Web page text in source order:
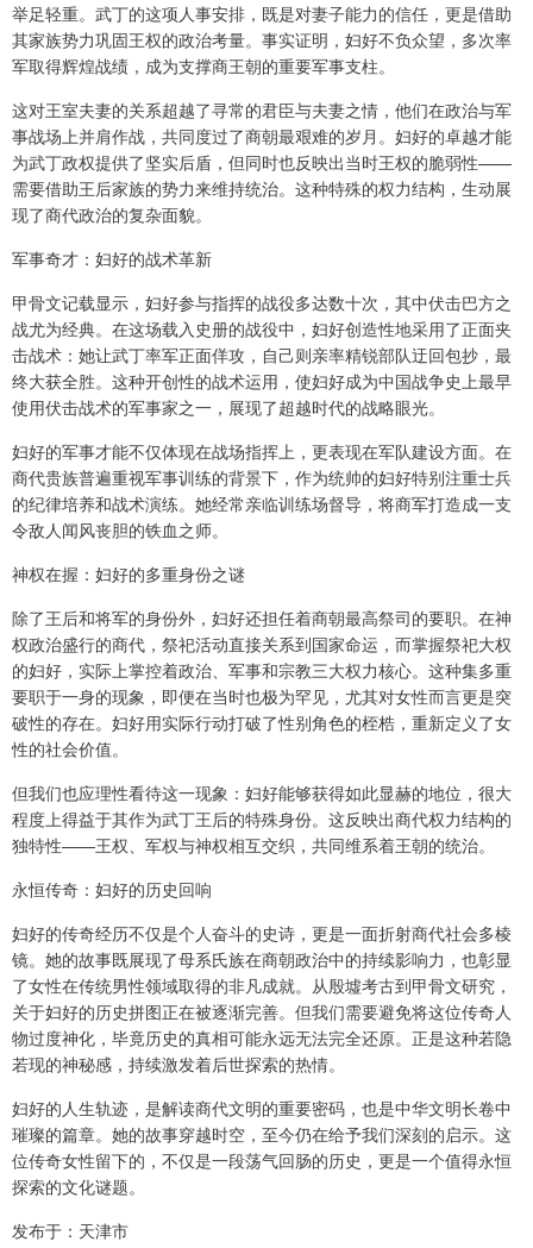
举足轻重。武丁的这项人事安排，既是对妻子能力的信任，更是借助
其家族势力巩固王权的政治考量。事实证明，妇好不负众望，多次率
军取得辉煌战绩，成为支撑商王朝的重要军事支柱。
这对王室夫妻的关系超越了寻常的君臣与夫妻之情，他们在政治与军
事战场上并肩作战，共同度过了商朝最艰难的岁月。妇好的卓越才能
为武丁政权提供了坚实后盾，但同时也反映出当时王权的脆弱性——
需要借助王后家族的势力来维持统治。这种特殊的权力结构，生动展
现了商代政治的复杂面貌。
军事奇才：妇好的战术革新
甲骨文记载显示，妇好参与指挥的战役多达数十次，其中伏击巴方之
战尤为经典。在这场载入史册的战役中，妇好创造性地采用了正面夹
击战术：她让武丁率军正面佯攻，自己则亲率精锐部队迂回包抄，最
终大获全胜。这种开创性的战术运用，使妇好成为中国战争史上最早
使用伏击战术的军事家之一，展现了超越时代的战略眼光。
妇好的军事才能不仅体现在战场指挥上，更表现在军队建设方面。在
商代贵族普遍重视军事训练的背景下，作为统帅的妇好特别注重士兵
的纪律培养和战术演练。她经常亲临训练场督导，将商军打造成一支
令敌人闻风丧胆的铁血之师。
神权在握：妇好的多重身份之谜
除了王后和将军的身份外，妇好还担任着商朝最高祭司的要职。在神
权政治盛行的商代，祭祀活动直接关系到国家命运，而掌握祭祀大权
的妇好，实际上掌控着政治、军事和宗教三大权力核心。这种集多重
要职于一身的现象，即便在当时也极为罕见，尤其对女性而言更是突
破性的存在。妇好用实际行动打破了性别角色的桎梏，重新定义了女
性的社会价值。
但我们也应理性看待这一现象：妇好能够获得如此显赫的地位，很大
程度上得益于其作为武丁王后的特殊身份。这反映出商代权力结构的
独特性——王权、军权与神权相互交织，共同维系着王朝的统治。
永恒传奇：妇好的历史回响
妇好的传奇经历不仅是个人奋斗的史诗，更是一面折射商代社会多棱
镜。她的故事既展现了母系氏族在商朝政治中的持续影响力，也彰显
了女性在传统男性领域取得的非凡成就。从殷墟考古到甲骨文研究，
关于妇好的历史拼图正在被逐渐完善。但我们需要避免将这位传奇人
物过度神化，毕竟历史的真相可能永远无法完全还原。正是这种若隐
若现的神秘感，持续激发着后世探索的热情。
妇好的人生轨迹，是解读商代文明的重要密码，也是中华文明长卷中
璀璨的篇章。她的故事穿越时空，至今仍在给予我们深刻的启示。这
位传奇女性留下的，不仅是一段荡气回肠的历史，更是一个值得永恒
探索的文化谜题。
发布于：天津市